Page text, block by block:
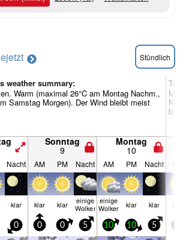
jetzt Stündlich
weather summary:
Warm (maximal 26°C am Montag Nachm.,
Samstag Morgen). Der Wind bleibt meist
Sonntag
9
Montag
10
Nacht AM PM Nacht AM PM Nacht
klar klar klar einige
Wolken
einige
Wolken klar klar
0 0 0 5 10 10 5